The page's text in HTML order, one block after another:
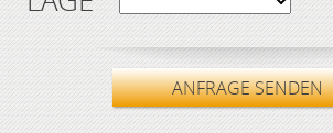
ANFRAGE SENDEN